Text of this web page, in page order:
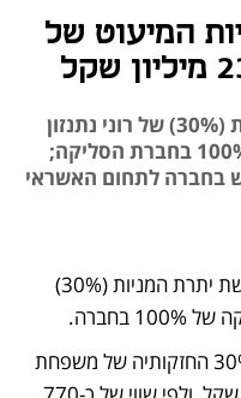
המיעוט של
מנורה תרכוש את יתרת ההחזקות (30%) של רוני נתנזון
ומשפחתו, ותעלה להחזקה של 100% בחברת הסליקה;
בחברה לתחום האשראי